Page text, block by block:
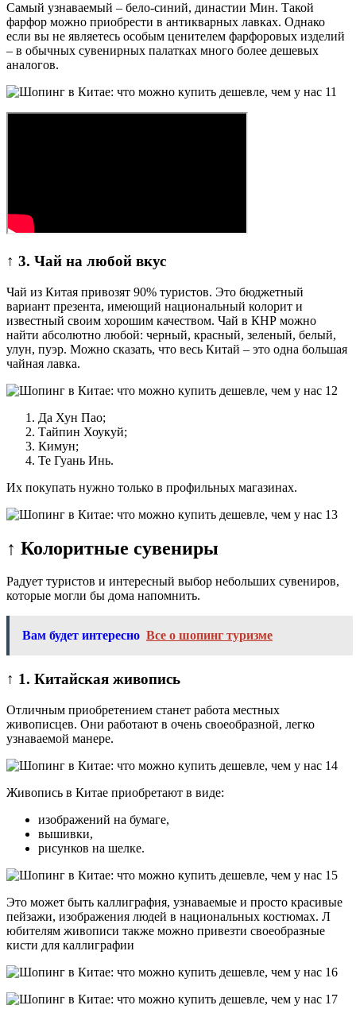
Самый узнаваемый – бело-синий, династии Мин. Такой
фарфор можно приобрести в антикварных лавках. Однако
если вы не являетесь особым ценителем фарфоровых изделий
– в обычных сувенирных палатках много более дешевых
аналогов.
↑ 3. Чай на любой вкус
Чай из Китая привозят 90% туристов. Это бюджетный
вариант презента, имеющий национальный колорит и
известный своим хорошим качеством. Чай в КНР можно
найти абсолютно любой: черный, красный, зеленый, белый,
улун, пуэр. Можно сказать, что весь Китай – это одна большая
чайная лавка.
Да Хун Пао;
Тайпин Хоукуй;
Кимун;
Те Гуань Инь.
Их покупать нужно только в профильных магазинах.
↑ Колоритные сувениры
Радует туристов и интересный выбор небольших сувениров,
которые могли бы дома напомнить.
Вам будет интересно Все о шопинг туризме
↑ 1. Китайская живопись
Отличным приобретением станет работа местных
живописцев. Они работают в очень своеобразной, легко
узнаваемой манере.
Живопись в Китае приобретают в виде:
изображений на бумаге,
вышивки,
рисунков на шелке.
Это может быть каллиграфия, узнаваемые и просто красивые
пейзажи, изображения людей в национальных костюмах. Л
юбителям живописи также можно привезти своеобразные
кисти для каллиграфии